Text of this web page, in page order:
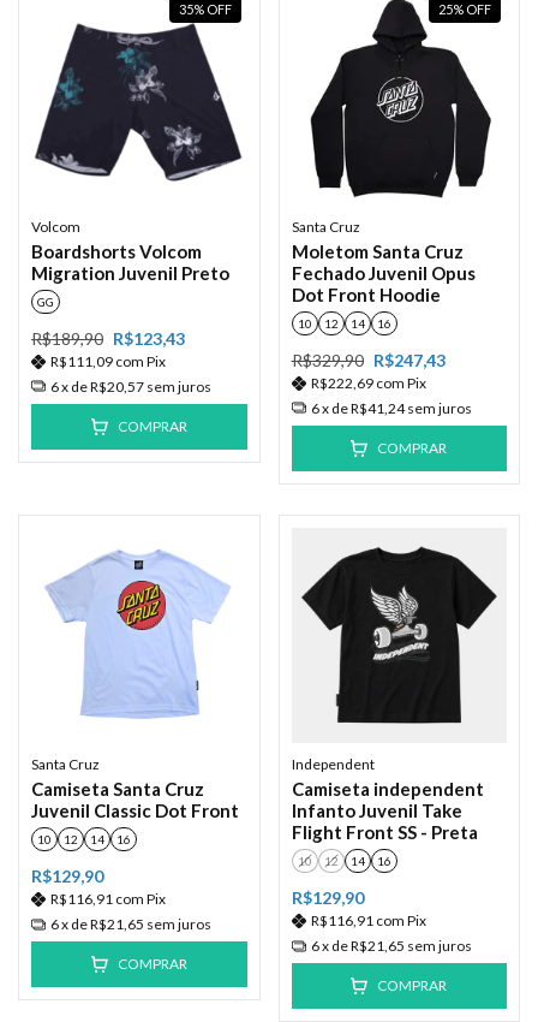
35% OFF
Volcom
Boardshorts Volcom
Migration Juvenil Preto
GG
R$189,90 R$123,43
R$111,09 com Pix
6x deR$20,57 sem juros
COMPRAR
25% OFF
Santa Cruz
Moletom Santa Cruz
Fechado Juvenil Opus
Dot Front Hoodie
10 12 14 16
R$329,90 R$247,43
R$222,69 com Pix
6x deR$41,24 sem juros
COMPRAR
Santa Cruz
Camiseta Santa Cruz
Juvenil Classic Dot Front
10 12 14 16
R$129,90
R$116,91 com Pix
6x deR$21,65 sem juros
COMPRAR
Independent
Camiseta independent
Infanto Juvenil Take
Flight Front SS - Preta
10 12 14 16
R$129,90
R$116,91 com Pix
6x deR$21,65 sem juros
COMPRAR